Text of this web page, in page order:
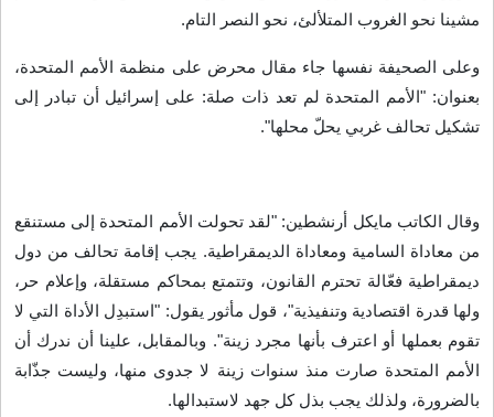
مشينا نحو الغروب المتلألئ، نحو النصر التام.
وعلى الصحيفة نفسها جاء مقال محرض على منظمة الأمم المتحدة،
بعنوان: "الأمم المتحدة لم تعد ذات صلة: على إسرائيل أن تبادر إلى
تشكيل تحالف غربي يحلّ محلها".
وقال الكاتب مايكل أرنشطين: "لقد تحولت الأمم المتحدة إلى مستنقع
من معاداة السامية ومعاداة الديمقراطية. يجب إقامة تحالف من دول
ديمقراطية فعّالة تحترم القانون، وتتمتع بمحاكم مستقلة، وإعلام حر،
ولها قدرة اقتصادية وتنفيذية"، قول مأثور يقول: "استبدِل الأداة التي لا
تقوم بعملها أو اعترف بأنها مجرد زينة". وبالمقابل، علينا أن ندرك أن
الأمم المتحدة صارت منذ سنوات زينة لا جدوى منها، وليست جذّابة
بالضرورة، ولذلك يجب بذل كل جهد لاستبدالها.